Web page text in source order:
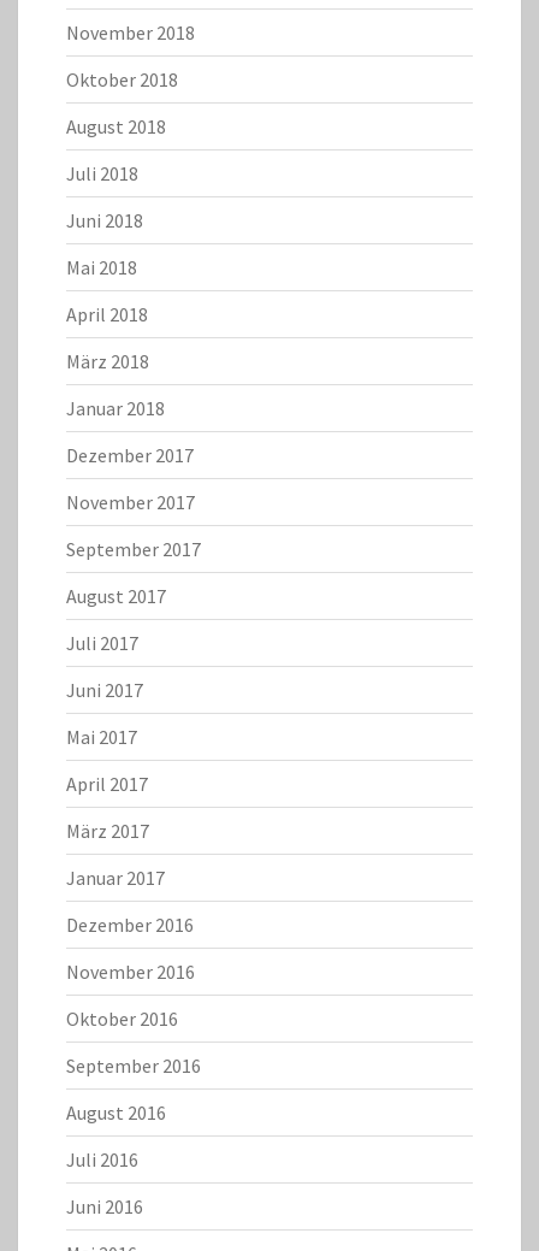
November 2018
Oktober 2018
August 2018
Juli 2018
Juni 2018
Mai 2018
April 2018
März 2018
Januar 2018
Dezember 2017
November 2017
September 2017
August 2017
Juli 2017
Juni 2017
Mai 2017
April 2017
März 2017
Januar 2017
Dezember 2016
November 2016
Oktober 2016
September 2016
August 2016
Juli 2016
Juni 2016